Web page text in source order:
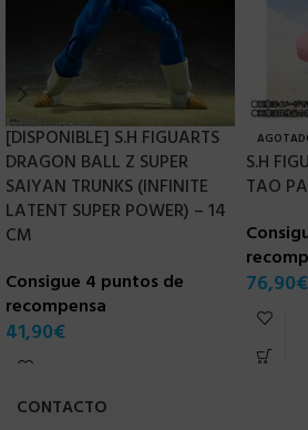
[DISPONIBLE] S.H FIGUARTS
DRAGON BALL Z SUPER
SAIYAN TRUNKS (INFINITE
LATENT SUPER POWER) – 14
CM
Consigue 4 puntos de
recompensa
41,90€
S.H
TAO
76,90€
CONTACTO